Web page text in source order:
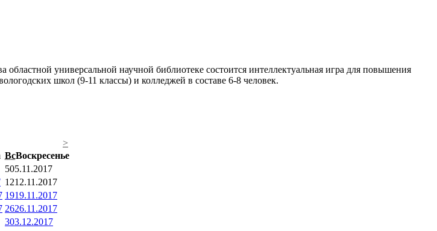
универсальной научной библиотеке состоится интеллектуальная игра для повышения
школ (9-11 классы) и колледжей в составе 6-8 человек.
>
ВсВоскресенье
505.11.2017
1212.11.2017
1919.11.2017
2626.11.2017
303.12.2017